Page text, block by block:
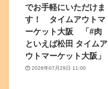
でお手軽にいただけま
す！ タイムアウトマ
ーケット大阪 「#肉
といえば松田 タイムア
ウトマーケット大阪」
2026年07月29日 11:00